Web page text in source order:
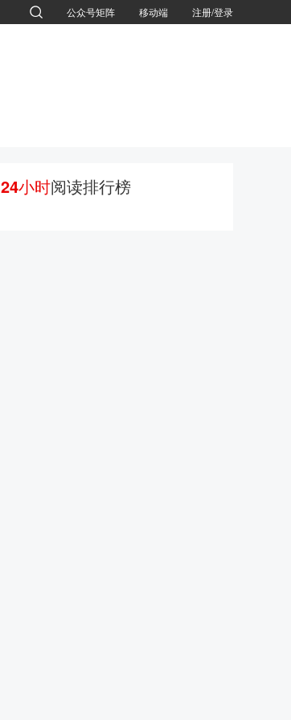
公众号矩阵 移动端
注册/登录
24小时阅读排行榜